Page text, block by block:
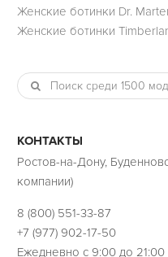
Женские ботинки Dr.
Женские ботинки
КОНТАКТЫ
Ростов-на-Дону,
компании)
8 (800) 551-33-87
+7 (977) 902-17-50
Ежедневно с 9:00 до 21:00